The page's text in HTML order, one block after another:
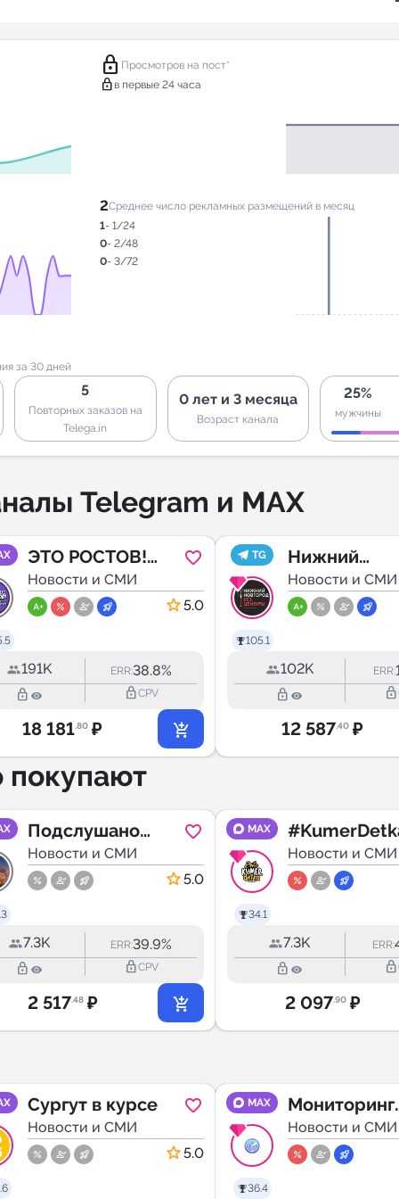
lock Просмотров на пост*
lock в первые 24 часа
2Среднее число рекламных размещений в месяц
1- 1/24
0- 2/48
0- 3/72
за 30 дней
5
Повторных заказов на
Telega.in
0 лет и 3 месяца
Возраст канала
25%
мужчины
Telegram и MAX
ЭТО РОСТОВ!
Новости
Ростова-на-Дону
Новости и СМИ
5.0
191K ERR:38.8%
lock_outline lock_outlineCPV
18 181.80 ₽
TG
105.1
Нижний
Новгород
ЦЕНЗУРЫ
Новости и СМИ
102K ERR:
lock_outline lock_outline
12 587.40 ₽
покупают
Подслушано
Ишимбай
Новости и СМИ
5.0
7.3K ERR:39.9%
lock_outline lock_outlineCPV
2 517.48 ₽
MAX
34.1
Кумертау
Новости и СМИ
7.3K ERR:
lock_outline lock_outline
2 097.90 ₽
Сургут в курсе
Новости и СМИ
5.0
MAX
36.4
Мониторинг
Саратов
Новости и СМИ